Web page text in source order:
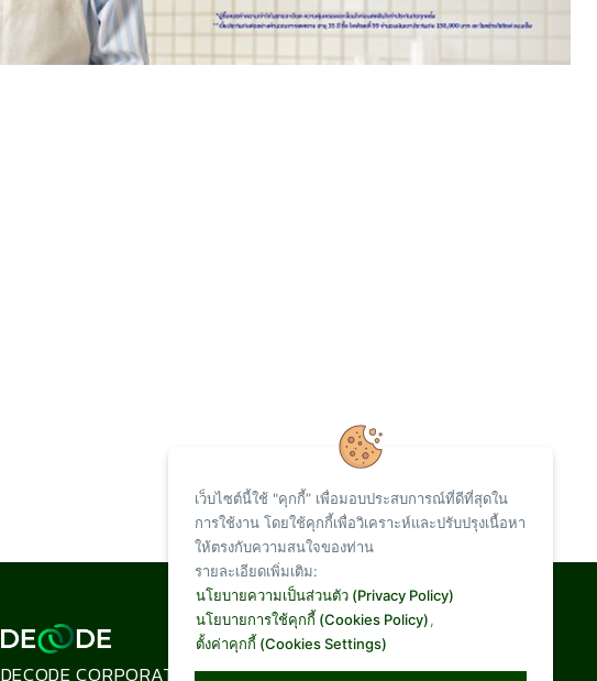
DECODE CORPORATION LIMITED
Total Visit :
1,095,264
เว็บไซต์นี้ใช้ "คุกกี้” เพื่อมอบประสบการณ์ที่ดีที่สุดใน
การใช้งาน โดยใช้คุกกี้เพื่อวิเคราะห์และปรับปรุงเนื้อหา
ให้ตรงกับความสนใจของท่าน
รายละเอียดเพิ่มเติม:
นโยบายความเป็นส่วนตัว (Privacy Policy)
นโยบายการใช้คุกกี้ (Cookies Policy),
ตั้งค่าคุกกี้ (Cookies Settings)